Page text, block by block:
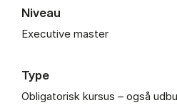
Niveau
Executive master
Type
Obligatorisk kursus – også